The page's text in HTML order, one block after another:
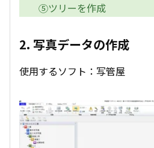
⑤ツリーを作成
2. 写真データの作成
使用するソフト：写管屋